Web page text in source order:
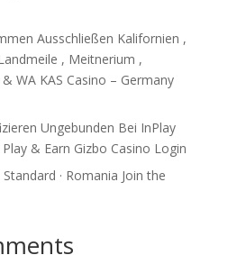
Ausschließen Kalifornien ,
, Meitnerium ,
WA KAS Casino – Germany
Ungebunden Bei InPlay
& Earn Gizbo Casino Login
· Romania Join the